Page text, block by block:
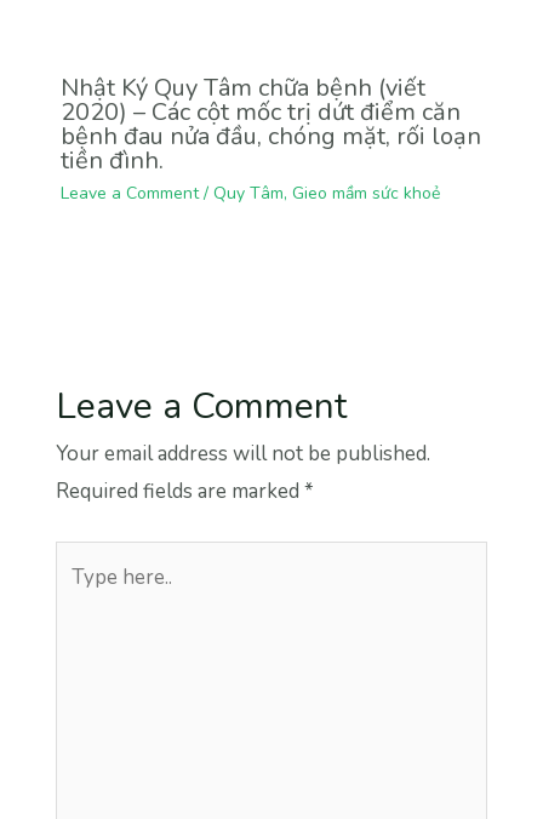
Nhật Ký Quy Tâm chữa bệnh (viết
2020) – Các cột mốc trị dứt điểm căn
bệnh đau nửa đầu, chóng mặt, rối loạn
tiền đình.
Leave a Comment / Quy Tâm, Gieo mầm sức khoẻ
Leave a Comment
Your email address will not be published.
Required fields are marked *
here..